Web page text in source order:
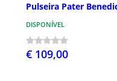
Pulseira Pater
DISPONÍVEL
€ 109,00